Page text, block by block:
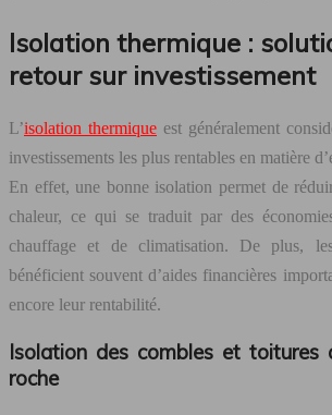
Isolation thermique :
retour sur investissement
L’isolation thermique est généralement
investissements les plus rentables en matière
En effet, une bonne isolation permet de
chaleur, ce qui se traduit par des
chauffage et de climatisation. De plus,
bénéficient souvent d’aides financières
encore leur rentabilité.
Isolation des combles et toitures
roche